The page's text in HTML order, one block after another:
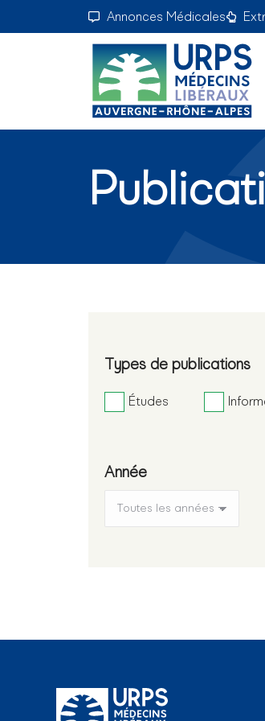
Annonces Médicales
Types de publications
Études
Année